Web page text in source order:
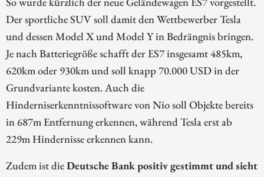
Der sportliche SUV soll damit den Wettbewerber Tesla
und dessen Model X und Model Y in Bedrängnis bringen.
Je nach Batteriegröße schafft der ES7 insgesamt 485km,
620km oder 930km und soll knapp 70.000 USD in der
Grundvariante kosten. Auch die
Hinderniserkenntnissoftware von Nio soll Objekte bereits
in 687m Entfernung erkennen, während Tesla erst ab
229m Hindernisse erkennen kann.
Zudem ist dieDeutsche Bank positiv gestimmt und sieht